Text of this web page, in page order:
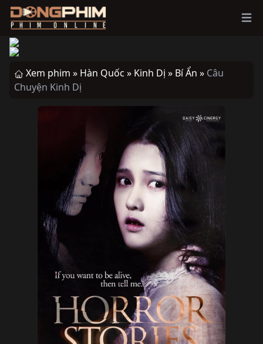
Xem phim » Hàn Quốc » Kinh Dị » Bí Ẩn » Câu
Chuyện Kinh Dị